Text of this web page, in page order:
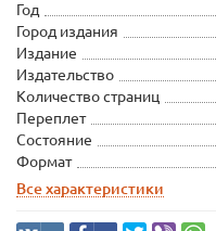
Год
Город издания
Издание
Издательство
Количество страниц
Переплет
Состояние
Формат
Все характеристики